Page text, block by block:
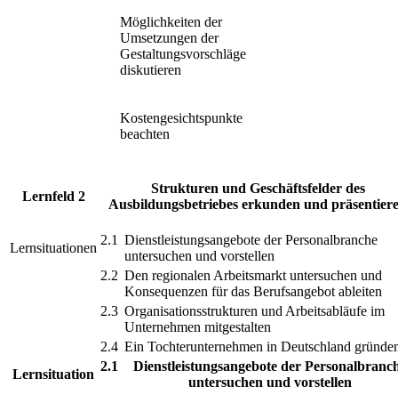
Möglichkeiten der
Umsetzungen der
Gestaltungsvorschläge
diskutieren
Kostengesichtspunkte
beachten
Lernfeld 2
Strukturen und Geschäftsfelder des
Ausbildungsbetriebes erkunden und
Lernsituationen
2.1 Dienstleistungsangebote der Personalbranche
untersuchen und vorstellen
2.2 Den regionalen Arbeitsmarkt untersuchen und
Konsequenzen für das Berufsangebot ableiten
2.3 Organisationsstrukturen und Arbeitsabläufe im
Unternehmen mitgestalten
2.4 Ein Tochterunternehmen in Deutschland
Lernsituation
2.1
Dienstleistungsangebote der
untersuchen und vorstellen